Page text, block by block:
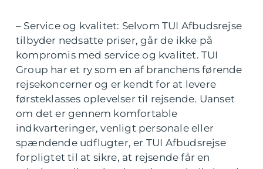
– Service og kvalitet: Selvom TUI Afbudsrejse
tilbyder nedsatte priser, går de ikke på
kompromis med service og kvalitet. TUI
Group har et ry som en af branchens førende
rejsekoncerner og er kendt for at levere
førsteklasses oplevelser til rejsende. Uanset
om det er gennem komfortable
indkvarteringer, venligt personale eller
spændende udflugter, er TUI Afbudsrejse
forpligtet til at sikre, at rejsende får en